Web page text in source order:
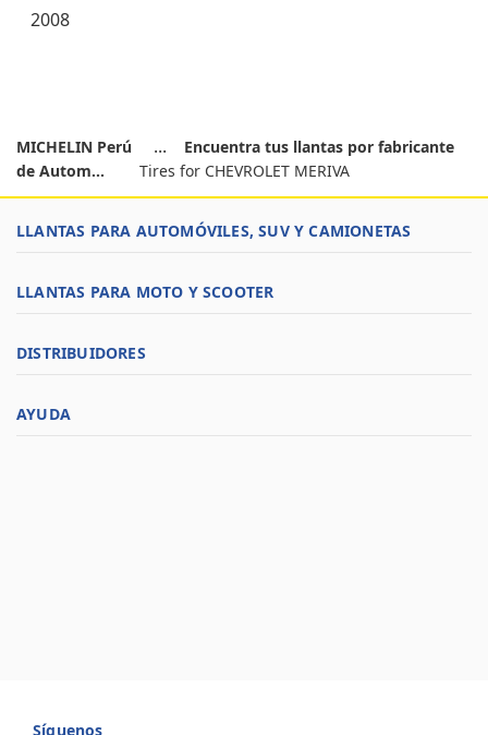
2008
MICHELIN Perú
Encuentra tus llantas por fabricante
de Autom...
Tires for CHEVROLET MERIVA
LLANTAS PARA AUTOMÓVILES, SUV Y CAMIONETAS
LLANTAS PARA MOTO Y SCOOTER
DISTRIBUIDORES
AYUDA
Síguenos